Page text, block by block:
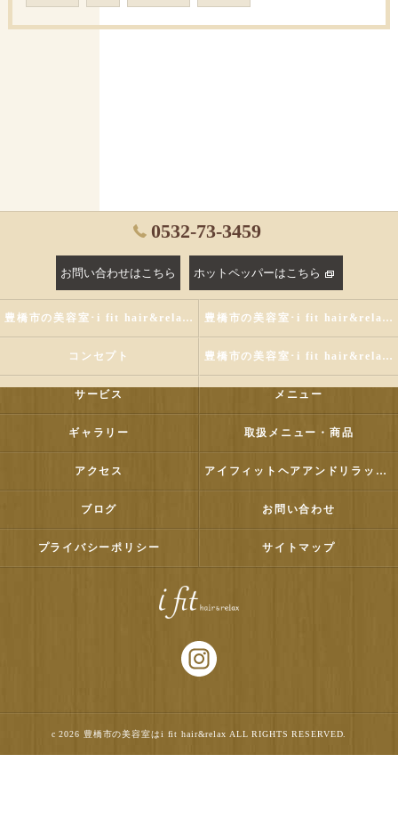
0532-73-3459
お問い合わせはこちら ホットペッパーはこちら
豊橋市の美容室･i fit hair&relaxの評判 豊橋市の美容室･i fit hair&relaxのお客様の声
コンセプト 豊橋市の美容室･i fit hair&relaxの口コミ情報
サービス メニュー
ギャラリー 取扱メニュー・商品
アクセス アイフィットヘアアンドリラックス
ブログ お問い合わせ
プライバシーポリシー サイトマップ
c 2026 豊橋市の美容室はi fit hair&relax ALL RIGHTS RESERVED.